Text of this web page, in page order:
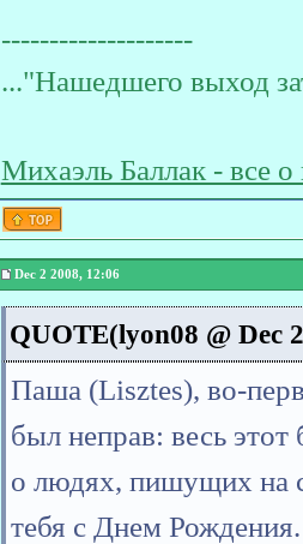
--------------------
..."Нашедшего выход
Михаэль Баллак - все о
Dec 2 2008, 12:06
QUOTE(lyon08 @ Dec
Паша (Lisztes), во-
был неправ: весь
о людях, пишущих на
тебя с Днем